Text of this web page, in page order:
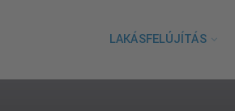
LAKÁSFELÚJÍTÁS